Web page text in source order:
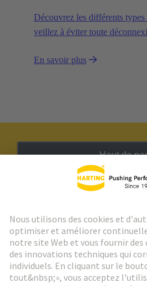
Découvrez les différents
veillez à éviter toute
En savoir plus
Haut de
Aller à l'inscription